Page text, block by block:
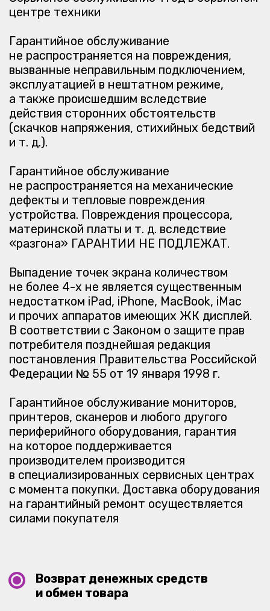
дефекты и тепловые повреждения
устройства. Повреждения процессора,
«разгона» ГАРАНТИИ НЕ ПОДЛЕЖАТ.
Выпадение точек экрана количеством
не более 4-х не является существенным
недостатком iPad, iPhone, MacBook, iMac
и прочих аппаратов имеющих ЖК дисплей.
В соответствии с Законом о защите прав
потребителя позднейшая редакция
постановления Правительства Российской
Федерации № 55 от 19 января 1998 г.
принтеров, сканеров и любого другого
периферийного оборудования, гарантия
на которое поддерживается
производителем производится
в специализированных сервисных центрах
с момента покупки. Доставка оборудования
на гарантийный ремонт осуществляется
силами покупателя
Возврат денежных средств
и обмен товара
Возврат денежных средств и обмен товара
осуществляется в течении 7 рабочих дней.
Возврат денежных средств, либо обмен
товара происходит только в том случае:
если не вскрыта упаковка, устройство
не было активировано, сохранен чек
и товарная накладная.